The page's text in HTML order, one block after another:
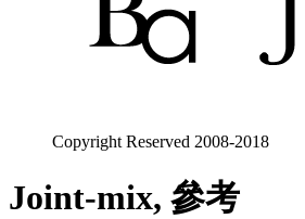
Copyright Reserved 2008-2018
Joint-mix, 參考